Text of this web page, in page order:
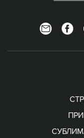
Newsletter